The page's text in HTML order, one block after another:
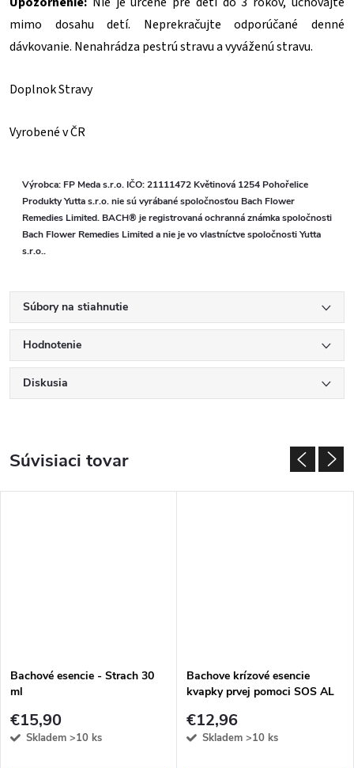
mimo dosahu detí. Neprekračujte odporúčané denné
dávkovanie. Nenahrádza pestrú stravu a vyváženú stravu.
Doplnok Stravy
Vyrobené v ČR
Výrobca: FP Meda s.r.o. IČO: 21111472 Květinová 1254 Pohořelice
Produkty Yutta s.r.o. nie sú vyrábané spoločnosťou Bach Flower
Remedies Limited. BACH® je registrovaná ochranná známka spoločnosti
Bach Flower Remedies Limited a nie je vo vlastníctve spoločnosti Yutta
s.r.o..
Súbory na stiahnutie
Hodnotenie
Diskusia
Súvisiaci tovar
Bachové esencie - Strach 30
ml
€15,90
Skladem >10 ks
Bachove krízové esencie
kvapky prvej pomoci SOS AL
€12,96
Skladem >10 ks